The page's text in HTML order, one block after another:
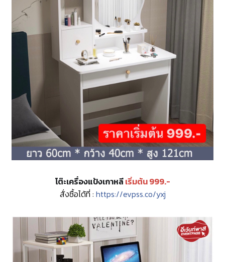
โต๊ะเครื่องแป้งเกาหลีเริ่มต้น 999.-
สั่งซื้อได้ที่ : https://evpss.co/yxj